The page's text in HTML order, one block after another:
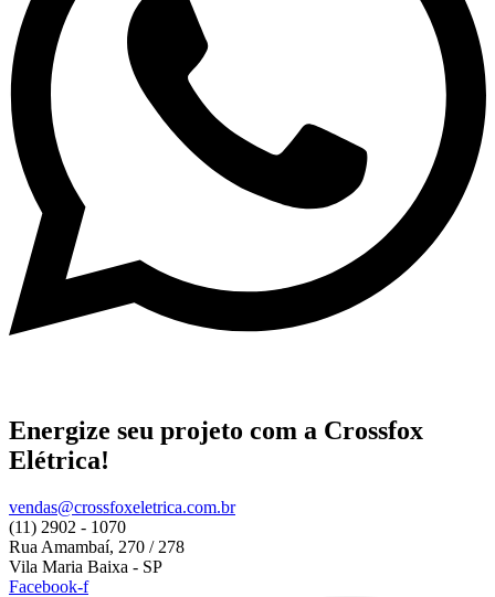
Energize seu projeto com a Crossfox
Elétrica!
vendas@crossfoxeletrica.com.br
(11) 2902 - 1070
Rua Amambaí, 270 / 278
Vila Maria Baixa - SP
Facebook-f